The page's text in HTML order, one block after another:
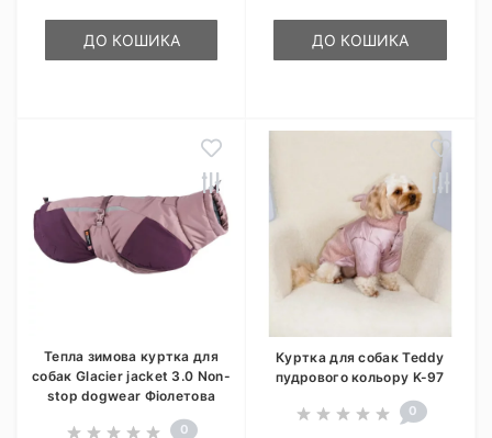
ДО КОШИКА ДО КОШИКА
Тепла зимова куртка для
собак Glacier jacket 3.0 Non-
stop dogwear Фіолетова
0
Куртка для собак Teddy
пудрового кольору K-97
0